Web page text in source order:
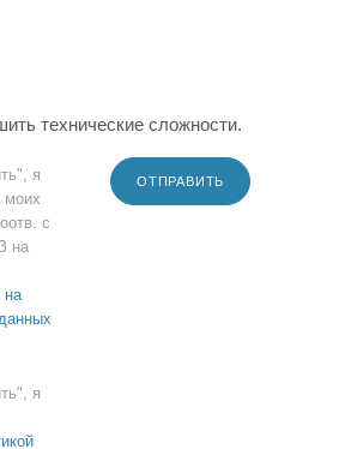
технические сложности.
я
моих
с
на
на
я
ОТПРАВИТЬ